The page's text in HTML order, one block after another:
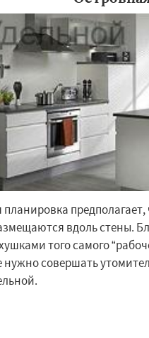
планировка
вдоль стены.
того самого
нужно совершать